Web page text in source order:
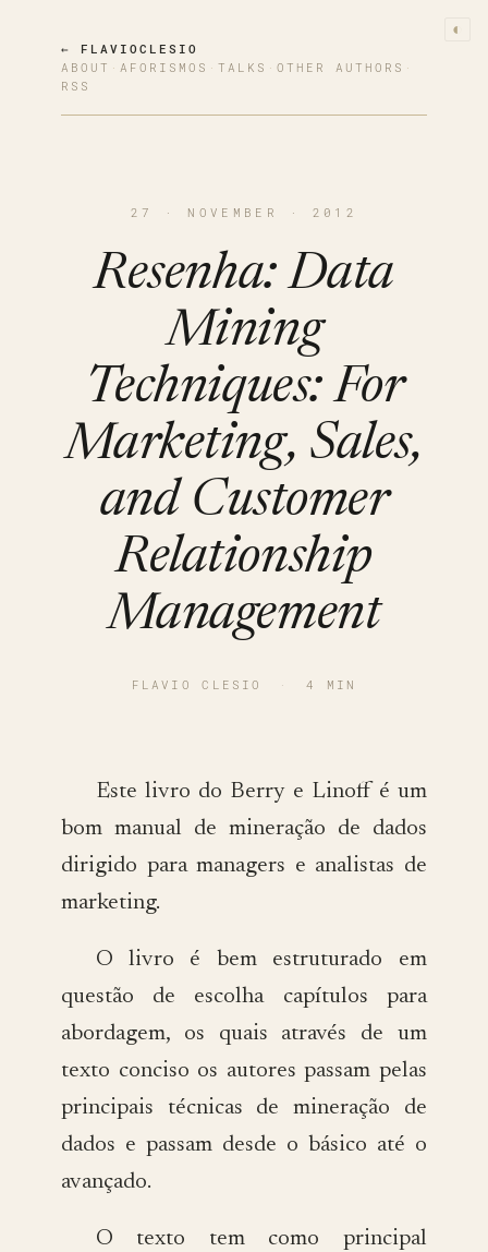
◐
← FLAVIOCLESIO
ABOUT · AFORISMOS · TALKS · OTHER AUTHORS ·
RSS
27 · NOVEMBER · 2012
Resenha: Data
Mining
Techniques: For
Marketing, Sales,
and Customer
Relationship
Management
FLAVIO CLESIO · 4 MIN
Este livro do Berry e Linoff é um
bom manual de mineração de dados
dirigido para managers e analistas de
marketing.
O livro é bem estruturado em
questão de escolha capítulos para
abordagem, os quais através de um
texto conciso os autores passam pelas
principais técnicas de mineração de
dados e passam desde o básico até o
avançado.
O texto tem como principal